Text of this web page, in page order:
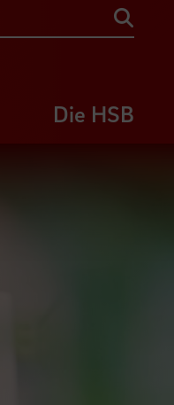
Suche
Die HSB